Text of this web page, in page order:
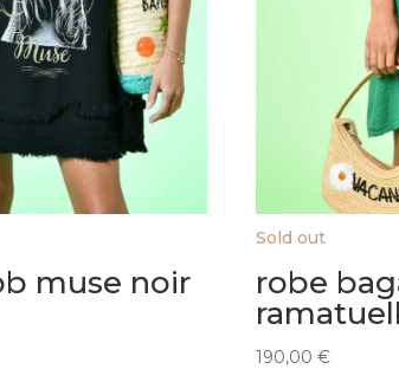
muse noir
Sold out
robe
190,00 €